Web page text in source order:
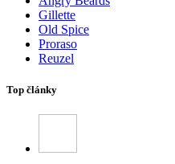
Gillette
Old Spice
Proraso
Reuzel
Top články